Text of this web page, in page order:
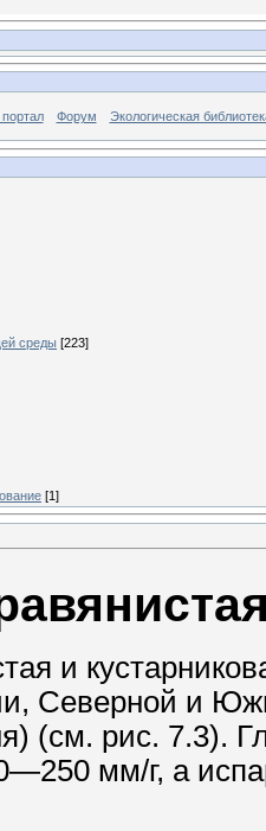
Форум Экологическая
среды [223]
[1]
и
Северной и
(см. рис. 7.3).
мм/г, а